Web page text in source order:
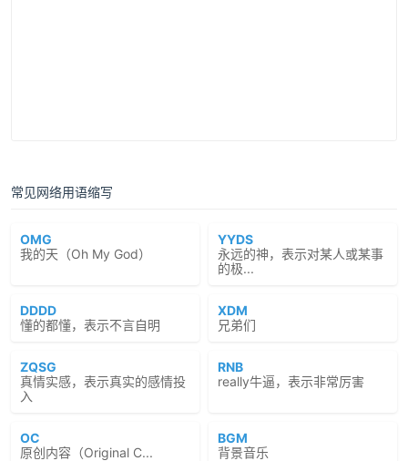
常见网络用语缩写
OMG
我的天（Oh My God）
YYDS
永远的神，表示对某人或某事
的极...
DDDD
懂的都懂，表示不言自明
XDM
兄弟们
ZQSG
真情实感，表示真实的感情投
入
RNB
really牛逼，表示非常厉害
OC
原创内容（Original C...
BGM
背景音乐